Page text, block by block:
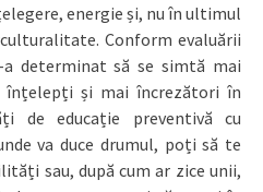
energie și, nu în ultimul
Conform evaluării
determinat să se simtă mai
și mai încrezători în
de educație preventivă cu
va duce drumul, poți să te
sau, după cum ar zice unii,